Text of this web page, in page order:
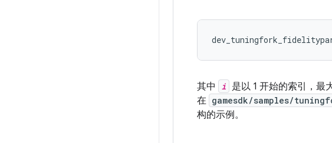
其中 i 是以 1 开始的索引，最
在 gamesdk/samples/
构的示例。